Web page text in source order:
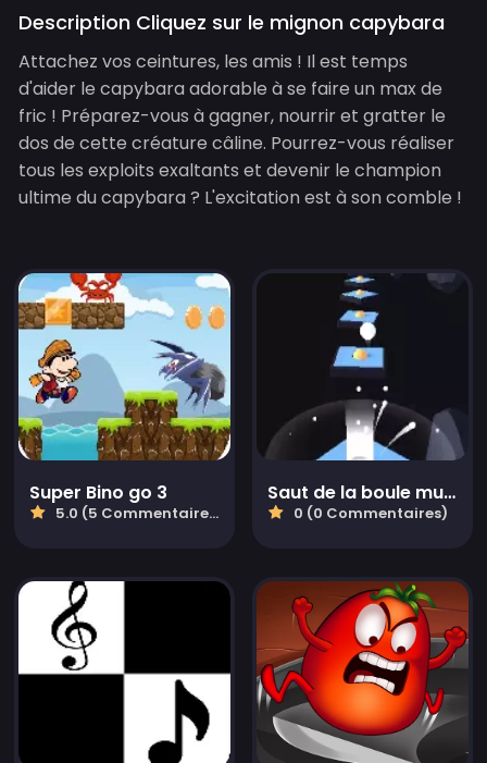
Description Cliquez sur le mignon capybara
Attachez vos ceintures, les amis ! Il est temps
d'aider le capybara adorable à se faire un max de
fric ! Préparez-vous à gagner, nourrir et gratter le
dos de cette créature câline. Pourrez-vous réaliser
tous les exploits exaltants et devenir le champion
ultime du capybara ? L'excitation est à son comble !
Super Bino go 3
5.0 (5 Commentaires)
Saut de la boule musicale
0 (0 Commentaires)